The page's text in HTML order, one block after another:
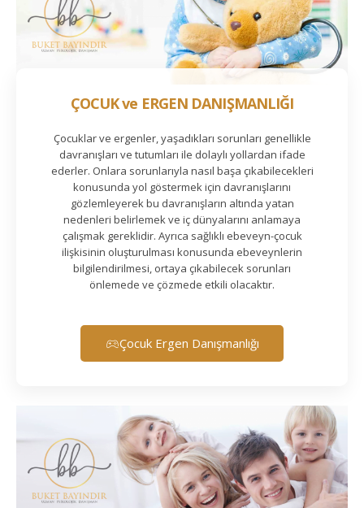
ÇOCUK ve ERGEN DANIŞMANLIĞI
Çocuklar ve ergenler, yaşadıkları sorunları genellikle
davranışları ve tutumları ile dolaylı yollardan ifade
ederler. Onlara sorunlarıyla nasıl başa çıkabilecekleri
konusunda yol göstermek için davranışlarını
gözlemleyerek bu davranışların altında yatan
nedenleri belirlemek ve iç dünyalarını anlamaya
çalışmak gereklidir. Ayrıca sağlıklı ebeveyn-çocuk
ilişkisinin oluşturulması konusunda ebeveynlerin
bilgilendirilmesi, ortaya çıkabilecek sorunları
önlemede ve çözmede etkili olacaktır.
Çocuk Ergen Danışmanlığı